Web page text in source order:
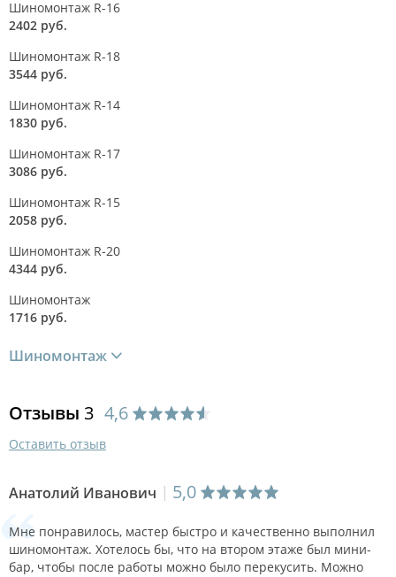
Шиномонтаж R-16
2402 руб.
Шиномонтаж R-18
3544 руб.
Шиномонтаж R-14
1830 руб.
Шиномонтаж R-17
3086 руб.
Шиномонтаж R-15
2058 руб.
Шиномонтаж R-20
4344 руб.
Шиномонтаж
1716 руб.
Шиномонтаж
Отзывы 3 4,6
Оставить отзыв
Анатолий Иванович 5,0
Мне понравилось, мастер быстро и качественно выполнил
шиномонтаж. Хотелось бы, что на втором этаже был мини-
бар, чтобы после работы можно было перекусить. Можно